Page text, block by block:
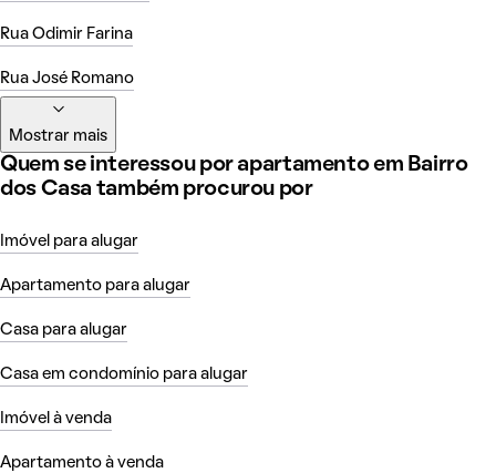
Rua Odimir Farina
Rua José Romano
Mostrar mais
Quem se interessou por apartamento em Bairro
dos Casa também procurou por
Imóvel para alugar
Apartamento para alugar
Casa para alugar
Casa em condomínio para alugar
Imóvel à venda
Apartamento à venda